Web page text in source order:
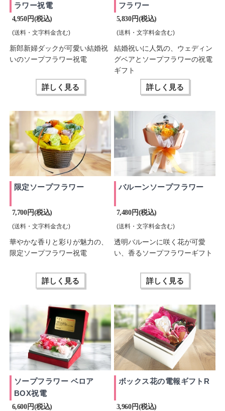
ラワー祝電
4,950 円(税込)
(送料・文字料金含む)
新郎新婦ダックが可愛い結婚祝
いのソープフラワー祝電
詳しく見る
フラワー
5,830 円(税込)
(送料・文字料金含む)
結婚祝いに人気の、ウェディン
グベアとソープフラワーの祝電
ギフト
詳しく見る
限定ソープフラワー
7,700 円(税込)
(送料・文字料金含む)
華やかな香りと彩りが魅力の、
限定ソープフラワー祝電
詳しく見る
バルーンソープフラワー
7,480 円(税込)
(送料・文字料金含む)
透明バルーンに咲く花が可愛
い、香るソープフラワーギフト
詳しく見る
ソープフラワー ベロア
BOX祝電
6,600 円(税込)
ボックス花の電報ギフトR
3,960 円(税込)